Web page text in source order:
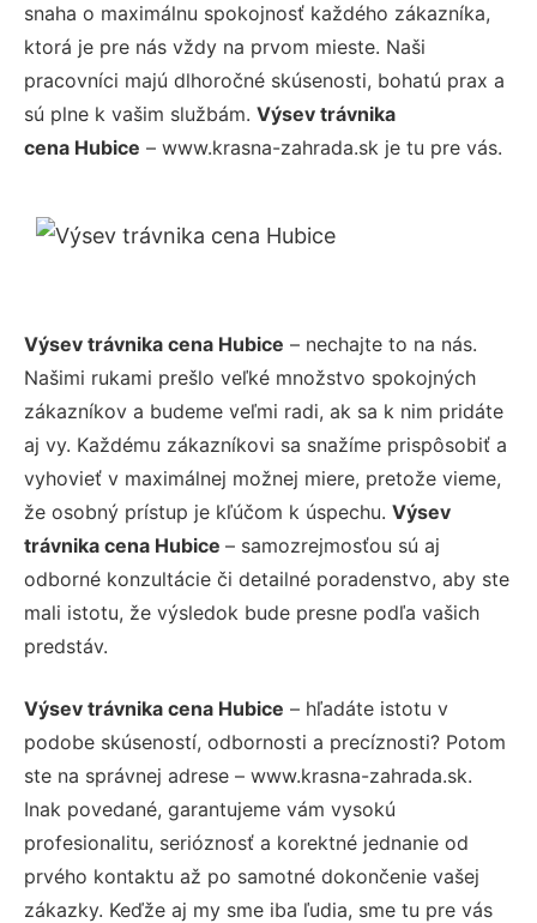
snaha o maximálnu spokojnosť každého zákazníka,
ktorá je pre nás vždy na prvom mieste. Naši
pracovníci majú dlhoročné skúsenosti, bohatú prax a
sú plne k vašim službám. Výsev trávnika
cena Hubice – www.krasna-zahrada.sk je tu pre vás.
Výsev trávnika cena Hubice – nechajte to na nás.
Našimi rukami prešlo veľké množstvo spokojných
zákazníkov a budeme veľmi radi, ak sa k nim pridáte
aj vy. Každému zákazníkovi sa snažíme prispôsobiť a
vyhovieť v maximálnej možnej miere, pretože vieme,
že osobný prístup je kľúčom k úspechu. Výsev
trávnika cena Hubice – samozrejmosťou sú aj
odborné konzultácie či detailné poradenstvo, aby ste
mali istotu, že výsledok bude presne podľa vašich
predstáv.
Výsev trávnika cena Hubice – hľadáte istotu v
podobe skúseností, odbornosti a precíznosti? Potom
ste na správnej adrese – www.krasna-zahrada.sk.
Inak povedané, garantujeme vám vysokú
profesionalitu, serióznosť a korektné jednanie od
prvého kontaktu až po samotné dokončenie vašej
zákazky. Keďže aj my sme iba ľudia, sme tu pre vás